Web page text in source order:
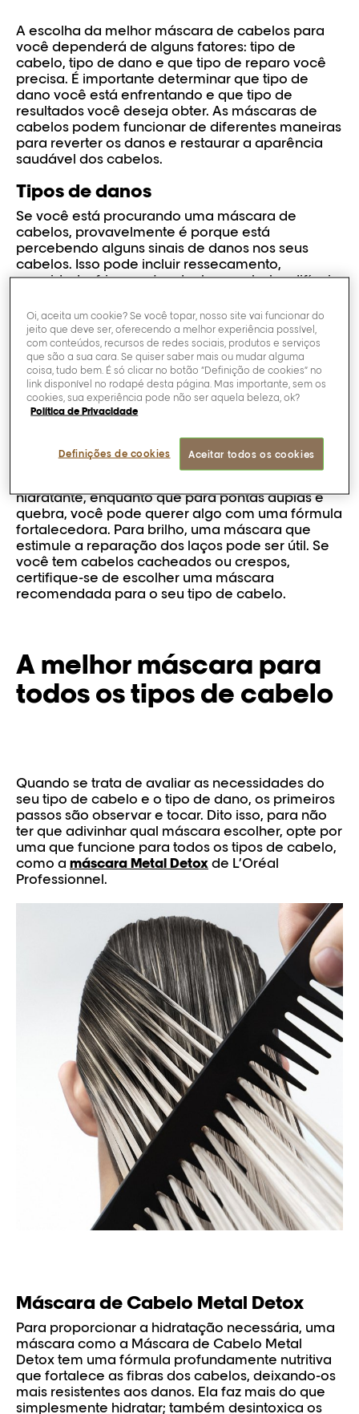
A escolha da melhor máscara de cabelos para
você dependerá de alguns fatores: tipo de
cabelo, tipo de dano e que tipo de reparo você
precisa. É importante determinar que tipo de
dano você está enfrentando e que tipo de
resultados você deseja obter. As máscaras de
cabelos podem funcionar de diferentes maneiras
para reverter os danos e restaurar a aparência
saudável dos cabelos.
Tipos de danos
Se você está procurando uma máscara de
cabelos, provavelmente é porque está
percebendo alguns sinais de danos nos seus
cabelos. Isso pode incluir ressecamento,
opacidade, frizz, pontas duplas e cabelos difíceis
vários fatores relacionados tanto aos tratamentos
capilares quanto ao nosso ambiente.
Tratamentos químicos, modelagem com calor,
água dura, raios UV — todos esses fatores podem
ser responsáveis pelos danos aos cabelos.
Tipos de máscaras de cabelos
Existem muitos tipos diferentes de máscaras de
cabelos, todas com fórmulas e focos diferentes.
Para ressecamento, opacidade, aspereza e
hidratante, enquanto que para pontas duplas e
quebra, você pode querer algo com uma fórmula
fortalecedora. Para brilho, uma máscara que
estimule a reparação dos laços pode ser útil. Se
você tem cabelos cacheados ou crespos,
certifique-se de escolher uma máscara
recomendada para o seu tipo de cabelo.
A melhor máscara para
todos os tipos de cabelo
Quando se trata de avaliar as necessidades do
seu tipo de cabelo e o tipo de dano, os primeiros
passos são observar e tocar. Dito isso, para não
ter que adivinhar qual máscara escolher, opte por
uma que funcione para todos os tipos de cabelo,
como a máscara Metal Detox de L’Oréal
Professionnel.
Máscara de Cabelo Metal Detox
Para proporcionar a hidratação necessária, uma
máscara como a Máscara de Cabelo Metal
Detox tem uma fórmula profundamente nutritiva
que fortalece as fibras dos cabelos, deixando-os
mais resistentes aos danos. Ela faz mais do que
simplesmente hidratar; também desintoxica os
Oi, aceita um cookie? Se você topar, nosso site vai funcionar do
jeito que deve ser, oferecendo a melhor experiência possível,
com conteúdos, recursos de redes sociais, produtos e serviços
que são a sua cara. Se quiser saber mais ou mudar alguma
coisa, tudo bem. É só clicar no botão “Definição de cookies” no
link disponível no rodapé desta página. Mas importante, sem os
cookies, sua experiência pode não ser aquela beleza, ok?
Política de Privacidade
Definições de cookies Aceitar todos os cookies